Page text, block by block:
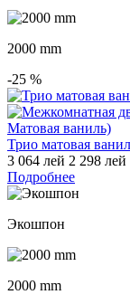
2000 mm
-25 %
Трио матовая
3 064 лей 2 298 лей
Подробнее
Экошпон
2000 mm